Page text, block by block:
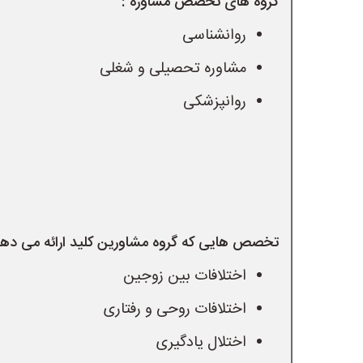
روانشناسی
مشاوره تحصیلی و شغلی
روانپزشکی
تخصص هایی که گروه مشاورین کلید ارائه می
اختلافات بین زوجین
اختلافات روحی و رفتاری
اختلال یادگیری